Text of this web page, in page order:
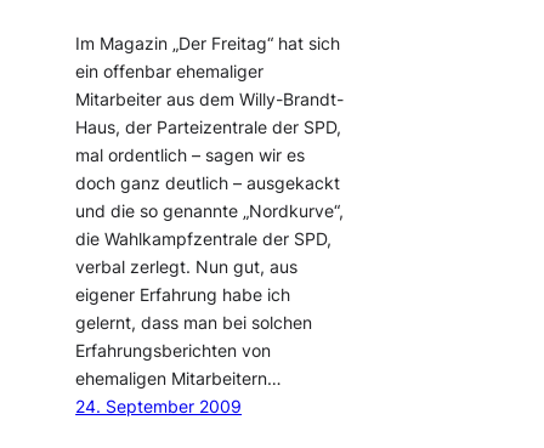
Im Magazin „Der Freitag“ hat sich
ein offenbar ehemaliger
Mitarbeiter aus dem Willy-Brandt-
Haus, der Parteizentrale der SPD,
mal ordentlich – sagen wir es
doch ganz deutlich – ausgekackt
und die so genannte „Nordkurve“,
die Wahlkampfzentrale der SPD,
verbal zerlegt. Nun gut, aus
eigener Erfahrung habe ich
gelernt, dass man bei solchen
Erfahrungsberichten von
ehemaligen Mitarbeitern…
24. September 2009